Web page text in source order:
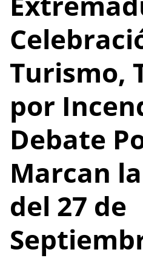
Turismo,
por
Debate
Marcan
del 27 de